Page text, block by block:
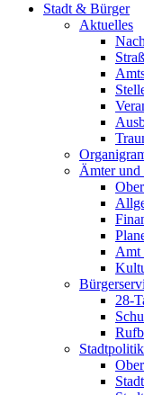
Stadt & Bürger
Aktuelles
Ämter und
Amt
28-
Stadtpolitik